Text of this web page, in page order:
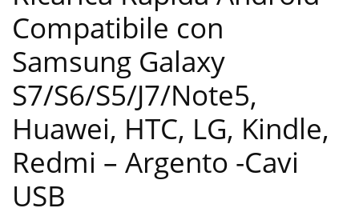
Compatibile con
Samsung Galaxy
S7/S6/S5/J7/Note5,
Huawei, HTC, LG, Kindle,
Redmi – Argento -Cavi
USB